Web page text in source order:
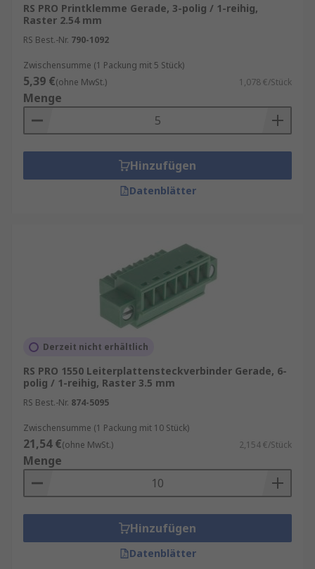
RS PRO Printklemme Gerade, 3-polig / 1-reihig,
Raster 2.54 mm
RS Best.-Nr. 790-1092
Zwischensumme (1 Packung mit 5 Stück)
5,39 €(ohne MwSt.) 1,078 €/Stück
Menge
Hinzufügen
Datenblätter
Derzeit nicht erhältlich
RS PRO 1550 Leiterplattensteckverbinder Gerade, 6-
polig / 1-reihig, Raster 3.5 mm
RS Best.-Nr. 874-5095
Zwischensumme (1 Packung mit 10 Stück)
21,54 €(ohne MwSt.) 2,154 €/Stück
Menge
Hinzufügen
Datenblätter